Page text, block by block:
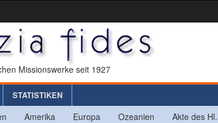
Missionswerke seit 1927
STATISTIKEN
Amerika Europa Ozeanien Akte des